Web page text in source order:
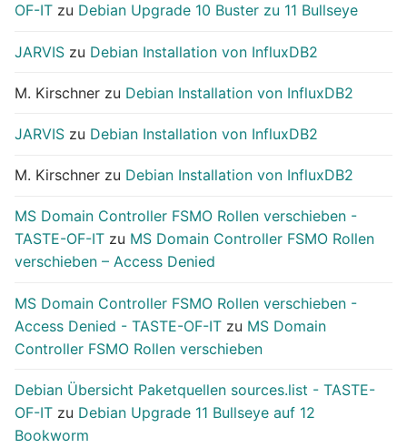
OF-IT zu Debian Upgrade 10 Buster zu 11 Bullseye
JARVIS zu Debian Installation von InfluxDB2
M. Kirschner zu Debian Installation von InfluxDB2
JARVIS zu Debian Installation von InfluxDB2
M. Kirschner zu Debian Installation von InfluxDB2
MS Domain Controller FSMO Rollen verschieben -
TASTE-OF-IT zu MS Domain Controller FSMO Rollen
verschieben – Access Denied
MS Domain Controller FSMO Rollen verschieben -
Access Denied - TASTE-OF-IT zu MS Domain
Controller FSMO Rollen verschieben
Debian Übersicht Paketquellen sources.list - TASTE-
OF-IT zu Debian Upgrade 11 Bullseye auf 12
Bookworm